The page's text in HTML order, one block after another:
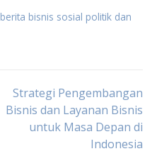
berita bisnis sosial politik dan
Strategi Pengembangan
Bisnis dan Layanan Bisnis
untuk Masa Depan di
Indonesia